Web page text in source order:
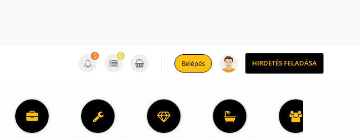
HIRDETÉS FELADÁSA
Belépés
0 0